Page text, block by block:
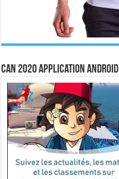
CAN 2020 Application Android